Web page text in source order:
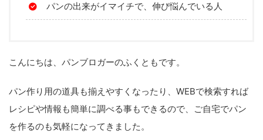
パンの出来がイマイチで、伸び悩んでいる人
こんにちは、パンブロガーのふくともです。
パン作り用の道具も揃えやすくなったり、WEBで検索すれば
レシピや情報も簡単に調べる事もできるので、ご自宅でパン
を作るのも気軽になってきました。